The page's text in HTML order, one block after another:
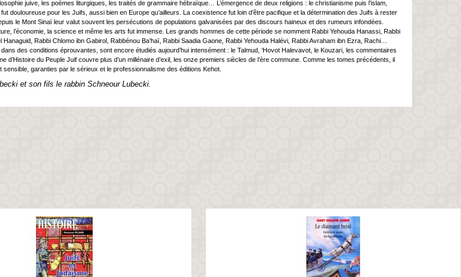
juive, les poèmes liturgiques, les traités de grammaire hébraïque… L’émergence de deux religions : le christianisme puis l’islam,
douloureuse pour les Juifs, aussi bien en Europe qu’ailleurs. La coexistence fut loin d’être pacifique et la détermination des Juifs à rester
le Mont Sinaï leur valut souvent les persécutions de populations galvanisées par des discours haineux et des rumeurs infondées.
l’économie, la science et même les arts fut immense. Les grands hommes de cette période se nomment Rabbi Yehouda Hanassi, Rabbi
Hanaguid, Rabbi Chlomo ibn Gabirol, Rabbénou Ba’haï, Rabbi Saadia Gaone, Rabbi Yehouda Halévi, Rabbi Avraham ibn Ezra, Rachi…
des conditions éprouvantes, sont encore étudiés aujourd’hui intensément : le Talmud, ‘Hovot Halevavot, le Kouzari, les commentaires
d’Histoire du Peuple Juif couvre plus d’un millénaire d’exil, les onze premiers siècles de l’ère commune. Comme les tomes précédents, il
garanties par le sérieux et le professionnalisme des éditions Kehot.
et son fils le rabbin Schneour Lubecki.